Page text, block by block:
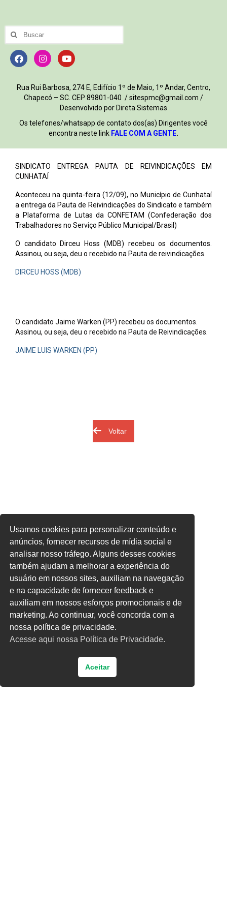
Rua Rui Barbosa, 274 E, Edifício 1º de Maio, 1º Andar, Centro,
Chapecó – SC. CEP 89801-040 / sitespmc@gmail.com /
Desenvolvido por Direta Sistemas
Os telefones/whatsapp de contato dos(as) Dirigentes você
encontra neste link FALE COM A GENTE.
SINDICATO ENTREGA PAUTA DE REIVINDICAÇÕES EM
CUNHATAÍ
Aconteceu na quinta-feira (12/09), no Município de Cunhataí
a entrega da Pauta de Reivindicações do Sindicato e também
a Plataforma de Lutas da CONFETAM (Confederação dos
Trabalhadores no Serviço Público Municipal/Brasil)
O candidato Dirceu Hoss (MDB) recebeu os documentos.
Assinou, ou seja, deu o recebido na Pauta de reivindicações.
DIRCEU HOSS (MDB)
O candidato Jaime Warken (PP) recebeu os documentos.
Assinou, ou seja, deu o recebido na Pauta de Reivindicações.
JAIME LUIS WARKEN (PP)
Voltar
Usamos cookies para personalizar conteúdo e
anúncios, fornecer recursos de mídia social e
analisar nosso tráfego. Alguns desses cookies
também ajudam a melhorar a experiência do
usuário em nossos sites, auxiliam na navegação
e na capacidade de fornecer feedback e
auxiliam em nossos esforços promocionais e de
marketing. Ao continuar, você concorda com a
nossa política de privacidade.
Acesse aqui nossa Política de Privacidade.
Aceitar